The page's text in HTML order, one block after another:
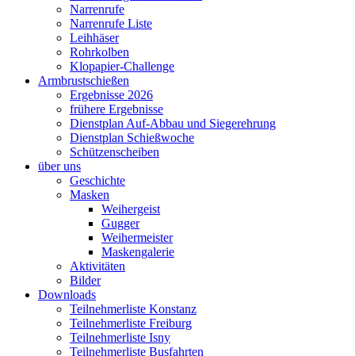
Narrenrufe
Narrenrufe Liste
Leihhäser
Rohrkolben
Klopapier-Challenge
Armbrustschießen
Ergebnisse 2026
frühere Ergebnisse
Dienstplan Auf-Abbau und Siegerehrung
Dienstplan Schießwoche
Schützenscheiben
über uns
Geschichte
Masken
Weihergeist
Gugger
Weihermeister
Maskengalerie
Aktivitäten
Bilder
Downloads
Teilnehmerliste Konstanz
Teilnehmerliste Freiburg
Teilnehmerliste Isny
Teilnehmerliste Busfahrten